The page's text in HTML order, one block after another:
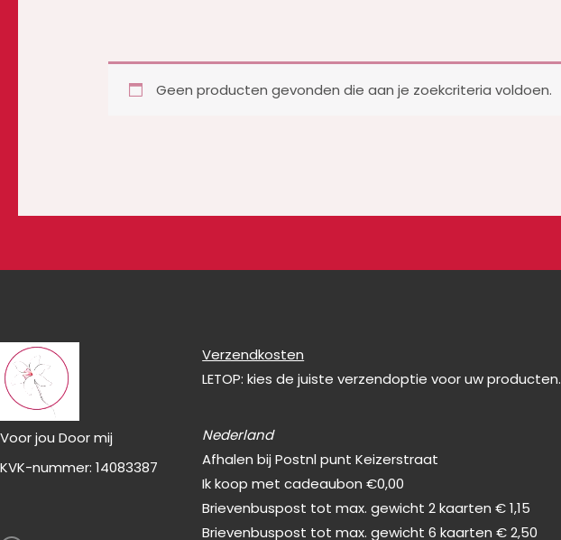
Geen producten gevonden die aan je zoekcriteria voldoen.
Voor jou Door mij
KVK-nummer: 14083387
Verzendkosten
LETOP: kies de juiste verzendoptie voor uw producten.
Nederland
Afhalen bij Postnl punt Keizerstraat
Ik koop met cadeaubon €0,00
Brievenbuspost tot max. gewicht 2 kaarten € 1,15
Brievenbuspost tot max. gewicht 6 kaarten € 2,50